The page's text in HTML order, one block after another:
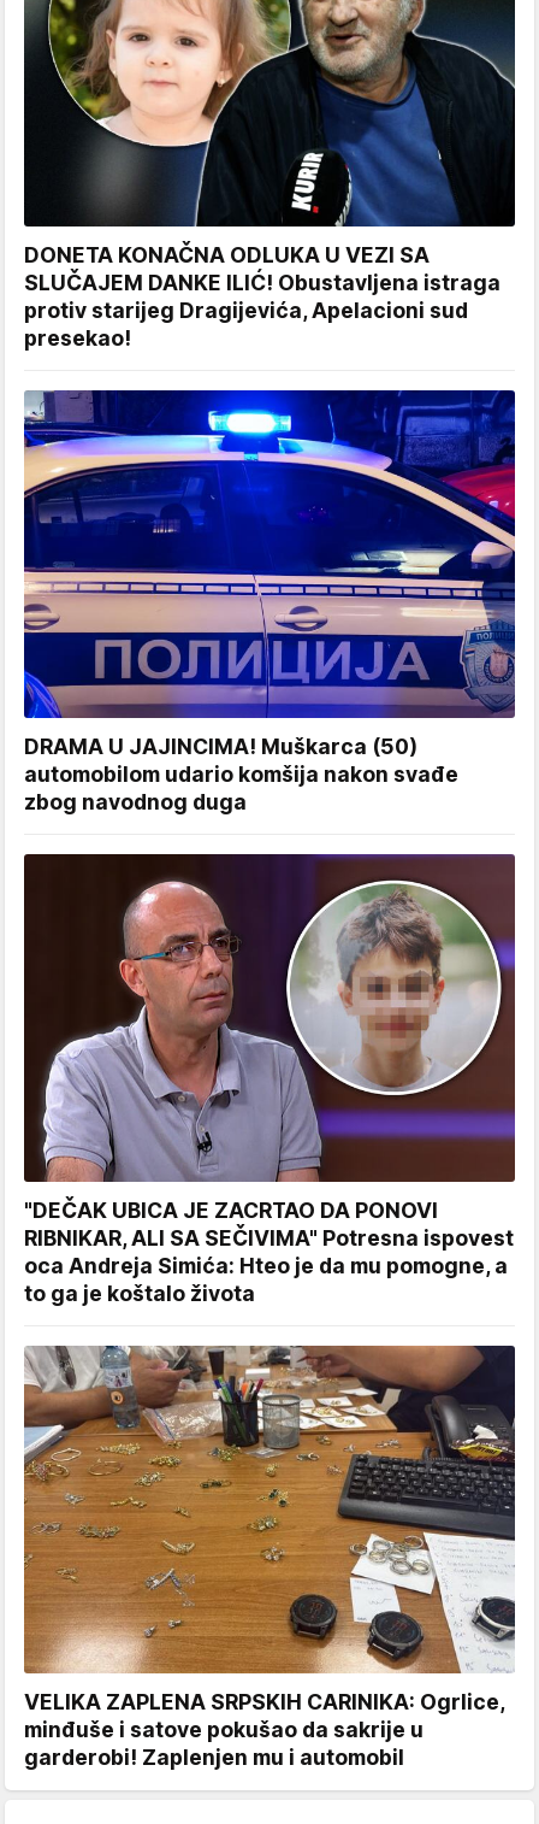
DONETA KONAČNA ODLUKA U VEZI SA
SLUČAJEM DANKE ILIĆ! Obustavljena istraga
protiv starijeg Dragijevića, Apelacioni sud
presekao!
DRAMA U JAJINCIMA! Muškarca (50)
automobilom udario komšija nakon svađe
zbog navodnog duga
"DEČAK UBICA JE ZACRTAO DA PONOVI
RIBNIKAR, ALI SA SEČIVIMA" Potresna ispovest
oca Andreja Simića: Hteo je da mu pomogne, a
to ga je koštalo života
VELIKA ZAPLENA SRPSKIH CARINIKA: Ogrlice,
minđuše i satove pokušao da sakrije u
garderobi! Zaplenjen mu i automobil